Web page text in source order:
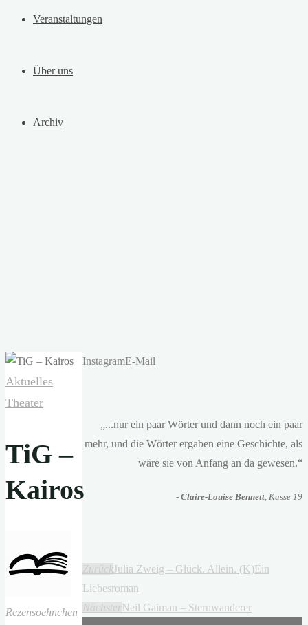
Veranstaltungen
Über uns
Archiv
Aktuelles
Theater
TiG –
Kairos
Rezensoehnchen
InstagramE-Mail
„...nur ein paar Wörter und dann noch ein paar
mehr, und die Wörter ergaben eine Geschichte, als
wäre sie von Anfang an da gewesen.“
- Claire-Louise Bennett, Kasse 19
ZurückJulia Zweig – Glück. Allein. (K)Ein
Liebesroman
NächsterNeil Gaiman – Sternwanderer